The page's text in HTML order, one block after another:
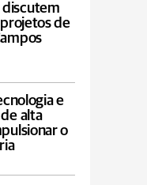
discutem
de
e
alta
o